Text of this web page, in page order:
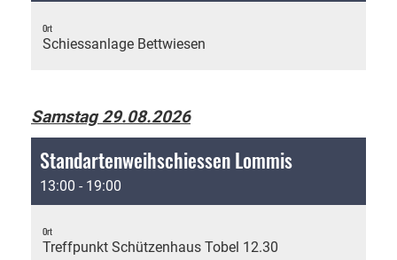
Ort
Schiessanlage Bettwiesen
Samstag 29.08.2026
Standartenweihschiessen Lommis
13:00 - 19:00
Ort
Treffpunkt Schützenhaus Tobel 12.30